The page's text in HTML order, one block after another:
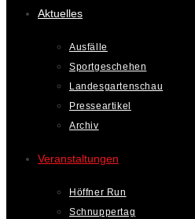
Aktuelles
Ausfälle
Sportgeschehen
Landesgartenschau
Presseartikel
Archiv
Veranstaltungen
Höffner Run
Schnuppertag